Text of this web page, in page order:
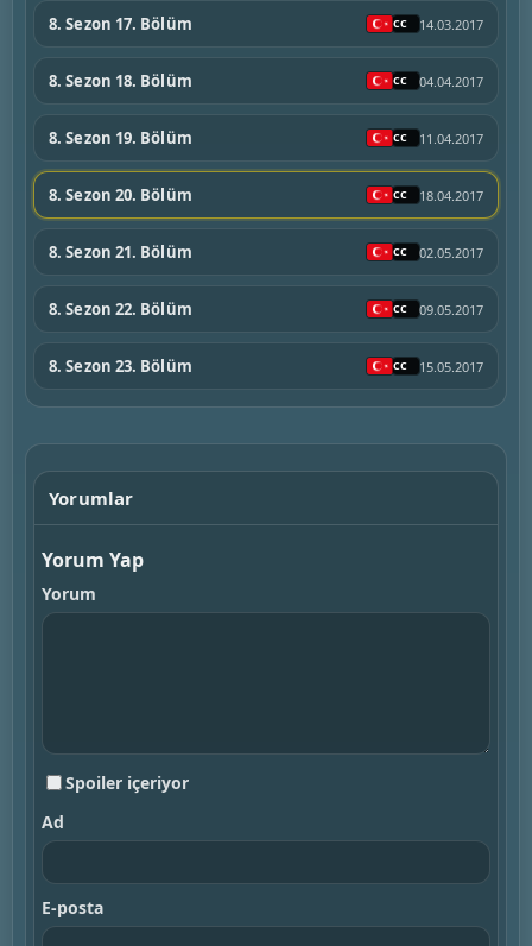
8. Sezon 17. Bölüm 14.03.2017
8. Sezon 18. Bölüm 04.04.2017
8. Sezon 19. Bölüm 11.04.2017
8. Sezon 20. Bölüm 18.04.2017
8. Sezon 21. Bölüm 02.05.2017
8. Sezon 22. Bölüm 09.05.2017
8. Sezon 23. Bölüm 15.05.2017
Yorumlar
Yorum Yap
Yorum
Spoiler içeriyor
Ad
E-posta